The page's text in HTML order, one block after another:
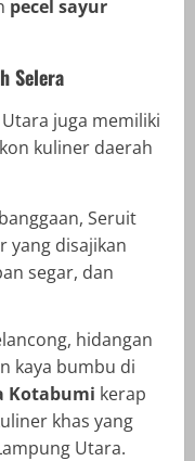
pecel sayur
Selera
juga memiliki
kuliner daerah
Seruit
yang disajikan
segar, dan
hidangan
kaya bumbu di
Kotabumi kerap
khas yang
Utara.